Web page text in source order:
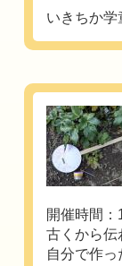
いきちか学
開催時間
古くから伝
自分で作